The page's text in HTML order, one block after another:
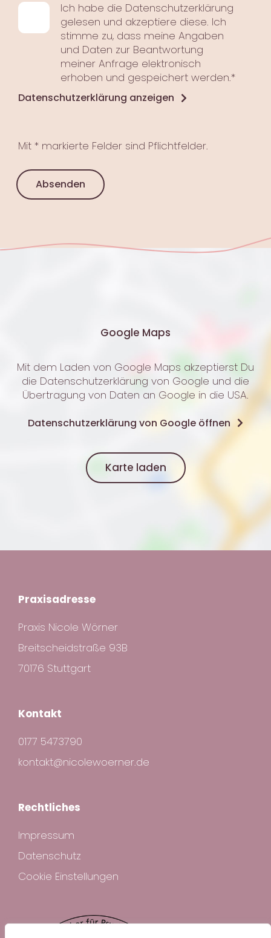
Ich habe die Datenschutzerklärung
gelesen und akzeptiere diese. Ich
stimme zu, dass meine Angaben
und Daten zur Beantwortung
meiner Anfrage elektronisch
erhoben und gespeichert werden.*
Datenschutzerklärung anzeigen
Mit * markierte Felder sind Pflichtfelder.
Absenden
Google Maps
Mit dem Laden von Google Maps akzeptierst Du
die Datenschutzerklärung von Google und die
Übertragung von Daten an Google in die USA.
Datenschutzerklärung von Google öffnen
Karte laden
Praxisadresse
Praxis Nicole Wörner
Breitscheidstraße 93B
70176 Stuttgart
Kontakt
0177 5473790
kontakt@nicolewoerner.de
Rechtliches
Impressum
Datenschutz
Cookie Einstellungen